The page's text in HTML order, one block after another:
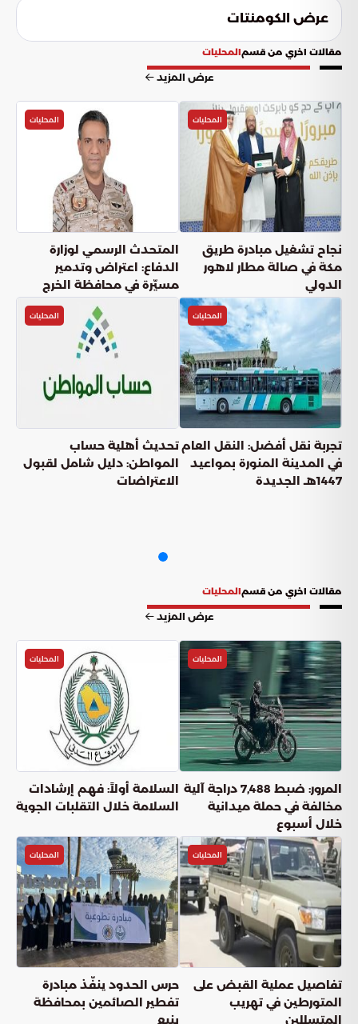
عرض الكومنتات
مقالات اخري من قسمالمحليات
عرض المزيد
المحليات
نجاح تشغيل مبادرة طريق
مكة في صالة مطار لاهور
الدولي
المحليات
المتحدث الرسمي لوزارة
الدفاع: اعتراض وتدمير
مسيّرة في محافظة الخرج
المحليات
تجربة نقل أفضل: النقل العام
في المدينة المنورة بمواعيد
1447هـ الجديدة
المحليات
تحديث أهلية حساب
المواطن: دليل شامل لقبول
الاعتراضات
مقالات اخري من قسمالمحليات
عرض المزيد
المحليات
المرور: ضبط 7,488 دراجة آلية
مخالفة في حملة ميدانية
خلال أسبوع
المحليات
السلامة أولاً: فهم إرشادات
السلامة خلال التقلبات الجوية
المحليات
تفاصيل عملية القبض على
المتورطين في تهريب
المتسللين
المحليات
حرس الحدود ينفّذ مبادرة
تفطير الصائمين بمحافظة
ينبع